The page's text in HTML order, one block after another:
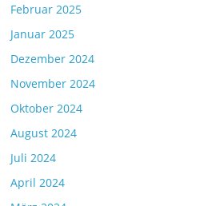
Februar 2025
Januar 2025
Dezember 2024
November 2024
Oktober 2024
August 2024
Juli 2024
April 2024